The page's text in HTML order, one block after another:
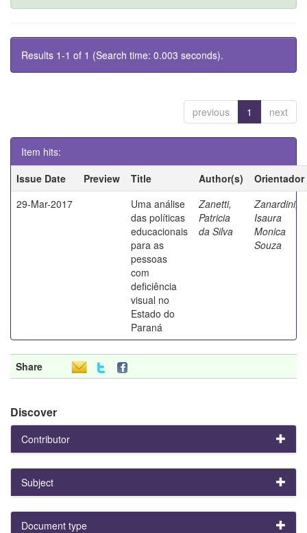
Results 1-1 of 1 (Search time: 0.003 seconds).
previous 1 next
Item hits:
Issue Date
Preview Title Author(s)
Orientador
29-Mar-2017
Uma análise
das políticas
educacionais
para as
pessoas
com
deficiência
visual no
Estado do
Paraná
Zanetti,
Patricia
da Silva
Zanardini,
Isaura
Monica
Souza
Share
Discover
Contributor
Subject
Document type